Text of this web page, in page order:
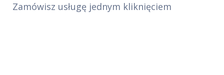
Zamówisz usługę jednym kliknięciem